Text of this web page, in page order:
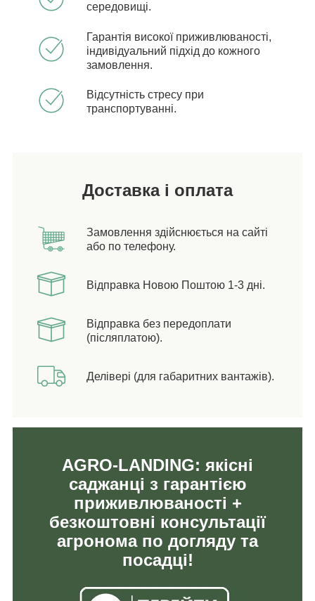
середовищі.
Гарантія високої приживлюваності,
індивідуальний підхід до кожного
замовлення.
Відсутність стресу при
транспортуванні.
Доставка і оплата
Замовлення здійснюється на сайті
або по телефону.
Відправка Новою Поштою 1-3 дні.
Відправка без передоплати
(післяплатою).
Делівері (для габаритних вантажів).
AGRO-LANDING: якісні
саджанці з гарантією
приживлюваності +
безкоштовні консультації
агронома по догляду та
посадці!